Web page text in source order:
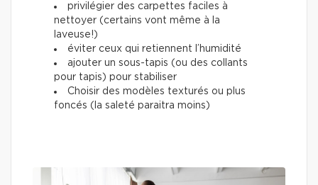
privilégier des carpettes faciles à
nettoyer (certains vont même à la
laveuse!)
éviter ceux qui retiennent l’humidité
ajouter un sous-tapis (ou des collants
pour tapis) pour stabiliser
Choisir des modèles texturés ou plus
foncés (la saleté paraitra moins)